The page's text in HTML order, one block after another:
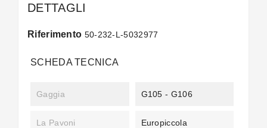
DETTAGLI
Riferimento 50-232-L-5032977
SCHEDA TECNICA
Gaggia G105 - G106
La Pavoni
Europiccola